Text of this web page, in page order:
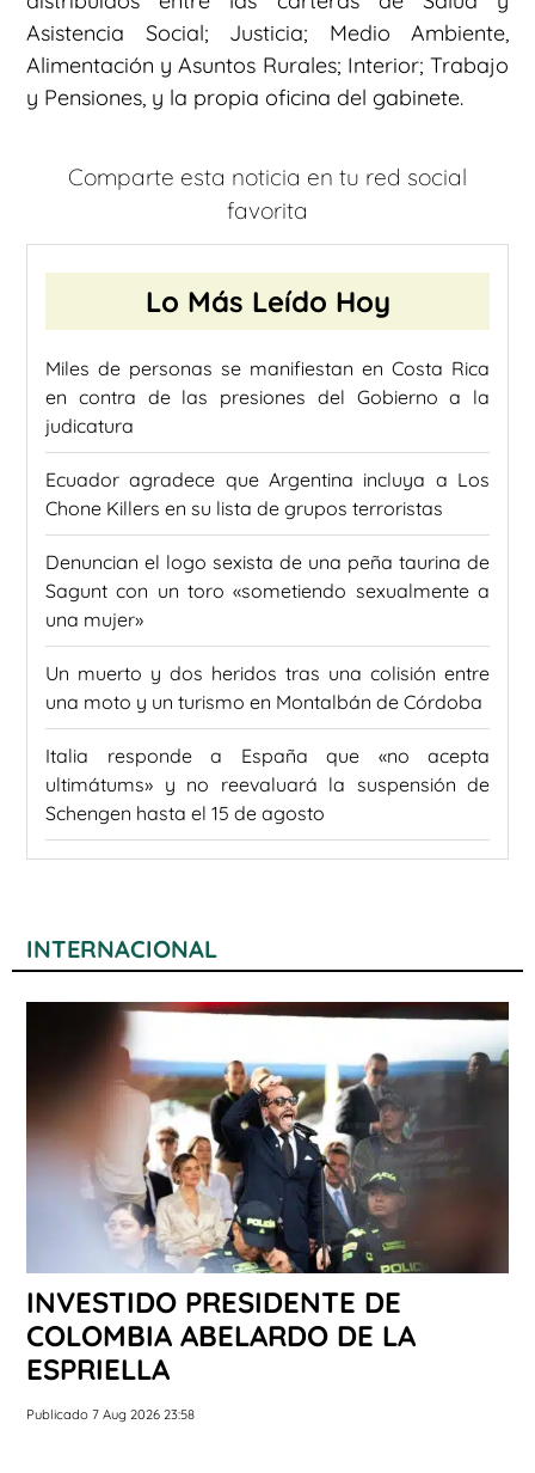
Asistencia Social; Justicia; Medio Ambiente,
Alimentación y Asuntos Rurales; Interior; Trabajo
y Pensiones, y la propia oficina del gabinete.
Comparte esta noticia en tu red social
favorita
Lo Más Leído Hoy
Miles de personas se manifiestan en Costa Rica
en contra de las presiones del Gobierno a la
judicatura
Ecuador agradece que Argentina incluya a Los
Chone Killers en su lista de grupos terroristas
Denuncian el logo sexista de una peña taurina de
Sagunt con un toro «sometiendo sexualmente a
una mujer»
Un muerto y dos heridos tras una colisión entre
una moto y un turismo en Montalbán de Córdoba
Italia responde a España que «no acepta
ultimátums» y no reevaluará la suspensión de
Schengen hasta el 15 de agosto
INTERNACIONAL
INVESTIDO PRESIDENTE DE
COLOMBIA ABELARDO DE LA
ESPRIELLA
Publicado 7 Aug 2026 23:58